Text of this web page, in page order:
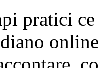
pratici